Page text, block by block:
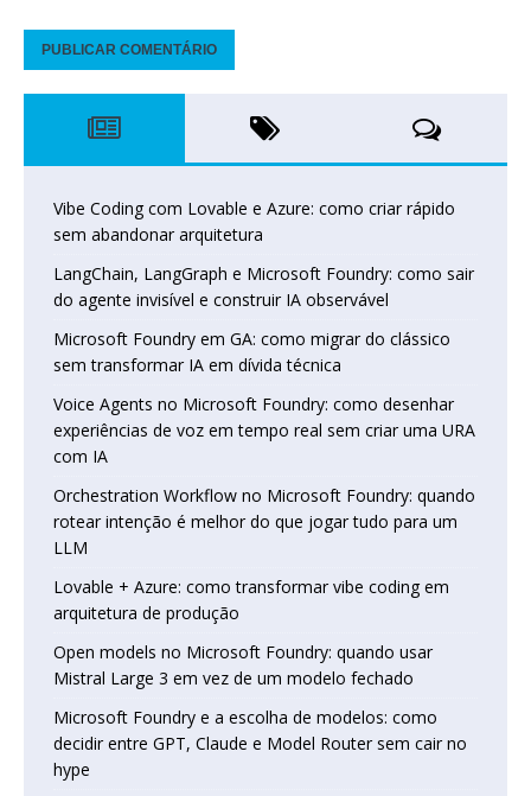
Vibe Coding com Lovable e Azure: como criar rápido
sem abandonar arquitetura
LangChain, LangGraph e Microsoft Foundry: como sair
do agente invisível e construir IA observável
Microsoft Foundry em GA: como migrar do clássico
sem transformar IA em dívida técnica
Voice Agents no Microsoft Foundry: como desenhar
experiências de voz em tempo real sem criar uma URA
com IA
Orchestration Workflow no Microsoft Foundry: quando
rotear intenção é melhor do que jogar tudo para um
LLM
Lovable + Azure: como transformar vibe coding em
arquitetura de produção
Open models no Microsoft Foundry: quando usar
Mistral Large 3 em vez de um modelo fechado
Microsoft Foundry e a escolha de modelos: como
decidir entre GPT, Claude e Model Router sem cair no
hype